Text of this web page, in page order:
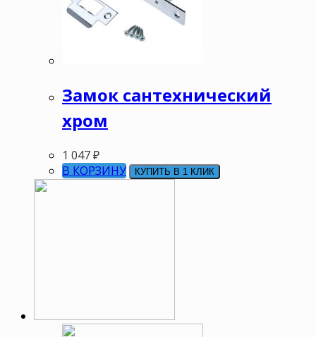
Замок сантехнический
хром
1 047₽
В КОРЗИНУ
КУПИТЬ В 1 КЛИК